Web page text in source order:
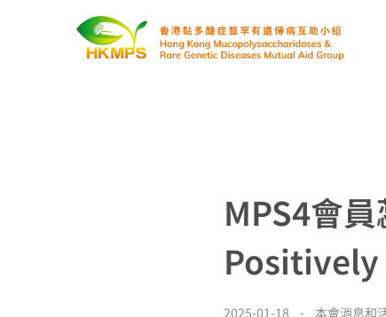
MPS4會
Positively
2025-01-18 本會消息和